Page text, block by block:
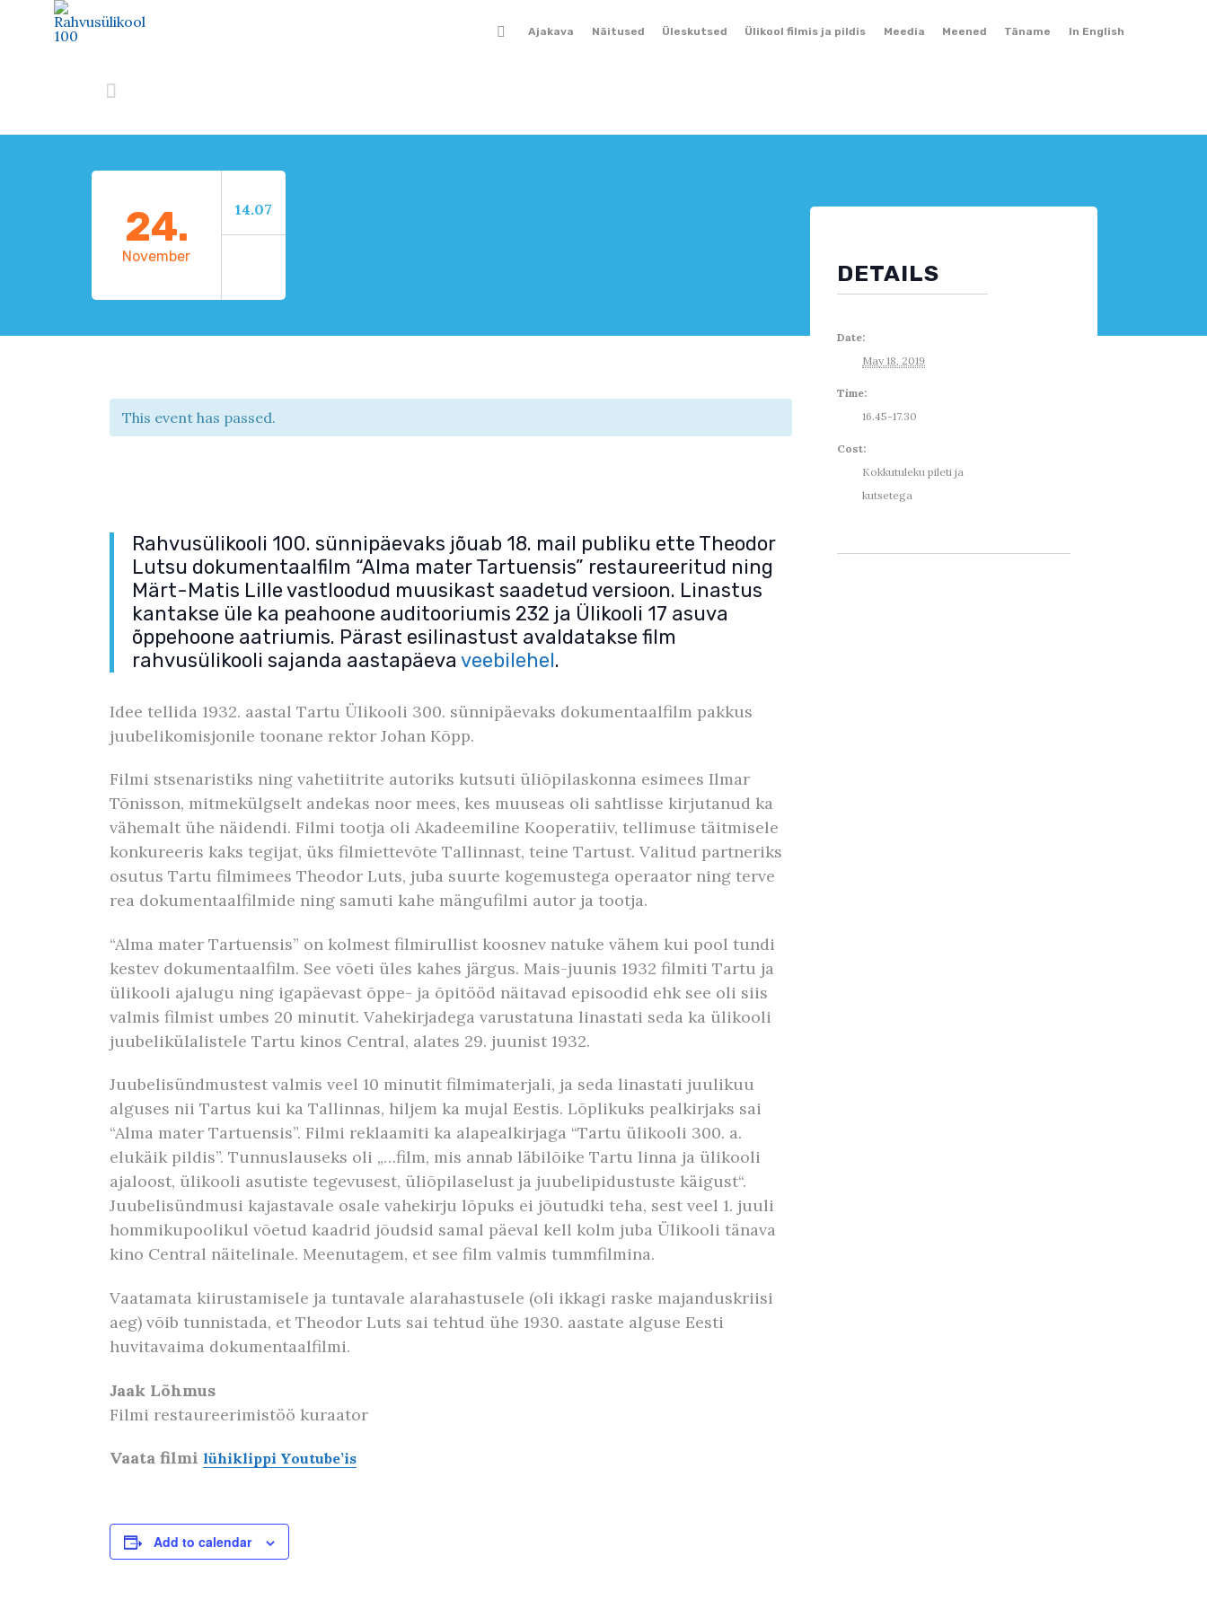
Ajakava Näitused Üleskutsed Ülikool filmis ja pildis Meedia Meened Täname In English

24.
November
14.07
This event has passed.
Rahvusülikooli 100. sünnipäevaks jõuab 18. mail publiku ette Theodor
Lutsu dokumentaalfilm “Alma mater Tartuensis” restaureeritud ning
Märt-Matis Lille vastloodud muusikast saadetud versioon. Linastus
kantakse üle ka peahoone auditooriumis 232 ja Ülikooli 17 asuva
õppehoone aatriumis. Pärast esilinastust avaldatakse film
rahvusülikooli sajanda aastapäeva veebilehel.
Idee tellida 1932. aastal Tartu Ülikooli 300. sünnipäevaks dokumentaalfilm pakkus
juubelikomisjonile toonane rektor Johan Kõpp.
Filmi stsenaristiks ning vahetiitrite autoriks kutsuti üliõpilaskonna esimees Ilmar
Tõnisson, mitmekülgselt andekas noor mees, kes muuseas oli sahtlisse kirjutanud ka
vähemalt ühe näidendi. Filmi tootja oli Akadeemiline Kooperatiiv, tellimuse täitmisele
konkureeris kaks tegijat, üks filmiettevõte Tallinnast, teine Tartust. Valitud partneriks
osutus Tartu filmimees Theodor Luts, juba suurte kogemustega operaator ning terve
rea dokumentaalfilmide ning samuti kahe mängufilmi autor ja tootja.
“Alma mater Tartuensis” on kolmest filmirullist koosnev natuke vähem kui pool tundi
kestev dokumentaalfilm. See võeti üles kahes järgus. Mais-juunis 1932 filmiti Tartu ja
ülikooli ajalugu ning igapäevast õppe- ja õpitööd näitavad episoodid ehk see oli siis
valmis filmist umbes 20 minutit. Vahekirjadega varustatuna linastati seda ka ülikooli
juubelikülalistele Tartu kinos Central, alates 29. juunist 1932.
Juubelisündmustest valmis veel 10 minutit filmimaterjali, ja seda linastati juulikuu
alguses nii Tartus kui ka Tallinnas, hiljem ka mujal Eestis. Lõplikuks pealkirjaks sai
“Alma mater Tartuensis”. Filmi reklaamiti ka alapealkirjaga “Tartu ülikooli 300. a.
elukäik pildis”. Tunnuslauseks oli „…film, mis annab läbilõike Tartu linna ja ülikooli
ajaloost, ülikooli asutiste tegevusest, üliõpilaselust ja juubelipidustuste käigust“.
Juubelisündmusi kajastavale osale vahekirju lõpuks ei jõutudki teha, sest veel 1. juuli
hommikupoolikul võetud kaadrid jõudsid samal päeval kell kolm juba Ülikooli tänava
kino Central näitelinale. Meenutagem, et see film valmis tummfilmina.
Vaatamata kiirustamisele ja tuntavale alarahastusele (oli ikkagi raske majanduskriisi
aeg) võib tunnistada, et Theodor Luts sai tehtud ühe 1930. aastate alguse Eesti
huvitavaima dokumentaalfilmi.
Jaak Lõhmus
Filmi restaureerimistöö kuraator
Vaata filmi lühiklippi Youtube’is
Add to calendar
DETAILS
Date:
May 18, 2019
Time:
16.45-17.30
Cost:
Kokkutuleku pileti ja
kutsetega